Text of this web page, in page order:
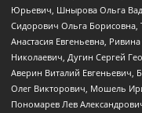
Юрьевич, Шнырова Ольга
Сидорович Ольга Борисовна,
Анастасия Евгеньевна,
Николаевич, Дугин Сергей
Аверин Виталий Евгеньевич,
Олег Викторович, Мошель
Пономарев Лев